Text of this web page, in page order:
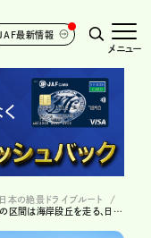
JAF最新情報
メニュー
日本の絶景ドライブルート
北太平洋シーサイドライン（北海道）。 厚岸町から浜中町の区間は海岸段丘を走る、日本離れした道が続く